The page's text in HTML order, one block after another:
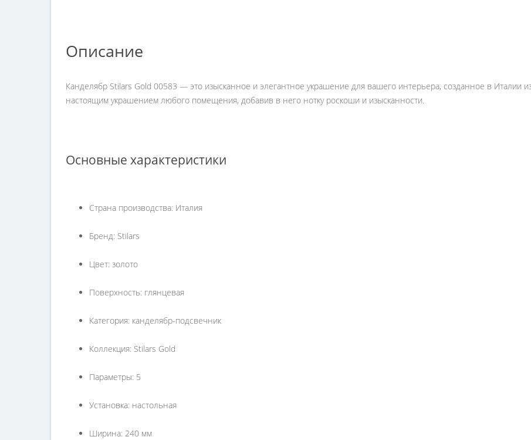
Описание
Канделябр Stilars Gold 00583 — это изысканное и элегантное украшение для вашего интерьера, созданное в Италии
настоящим украшением любого помещения, добавив в него нотку роскоши и изысканности.
Основные характеристики
Страна производства: Италия
Бренд: Stilars
Цвет: золото
Поверхность: глянцевая
Категория: канделябр-подсвечник
Коллекция: Stilars Gold
Параметры: 5
Установка: настольная
Ширина: 240 мм